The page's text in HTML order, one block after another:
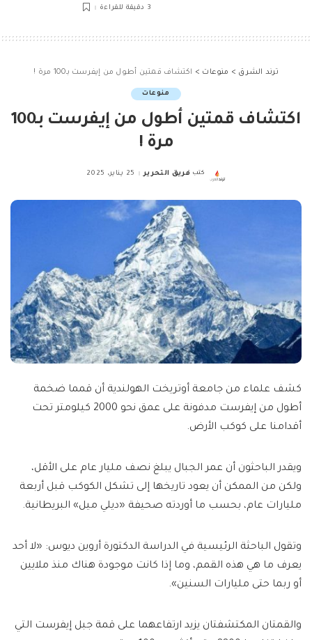
3 دقيقة للقراءة
ترند الشرق > منوعات > اكتشاف قمتين أطول من إيفرست بـ100 مرة !
منوعات
اكتشاف قمتين أطول من إيفرست بـ100
مرة !
Posted
كتب فريق التحرير 25 يناير، 2025
كشف علماء من جامعة أوتريخت الهولندية أن قمما ضخمة
أطول من إيفرست مدفونة على عمق نحو 2000 كيلومتر تحت
أقدامنا على كوكب الأرض.
ويقدر الباحثون أن عمر الجبال يبلغ نصف مليار عام على الأقل،
ولكن من الممكن أن يعود تاريخها إلى تشكل الكوكب قبل أربعة
مليارات عام، بحسب ما أوردته صحيفة «ديلي ميل» البريطانية.
وتقول الباحثة الرئيسية في الدراسة الدكتورة أروين ديوس: «لا أحد
يعرف ما هي هذه القمم، وما إذا كانت موجودة هناك منذ ملايين
أو ربما حتى مليارات السنين».
والقمتان المكتشفتان يزيد ارتفاعهما على قمة جبل إيفرست التي